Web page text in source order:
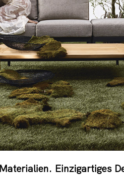
Einzigartiges